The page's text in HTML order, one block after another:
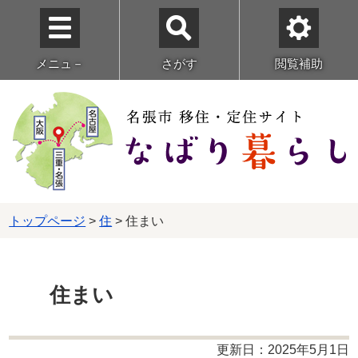
メニュ－ さがす 閲覧補助
トップページ >住 > 住まい
住まい
更新日：2025年5月1日